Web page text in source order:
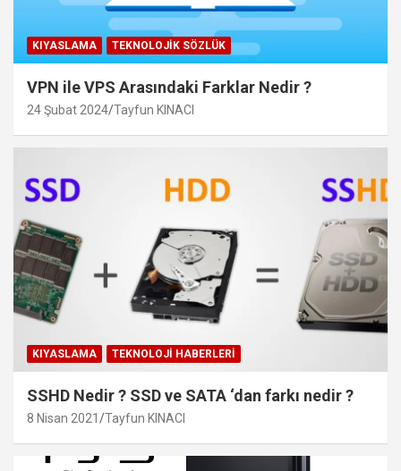
KIYASLAMA TEKNOLOJIK SÖZLÜK
VPN ile VPS Arasındaki Farklar Nedir ?
24 Şubat 2024 Tayfun KINACI
KIYASLAMA TEKNOLOJI HABERLERI
SSHD Nedir ? SSD ve SATA ‘dan farkı nedir ?
8 Nisan 2021 Tayfun KINACI